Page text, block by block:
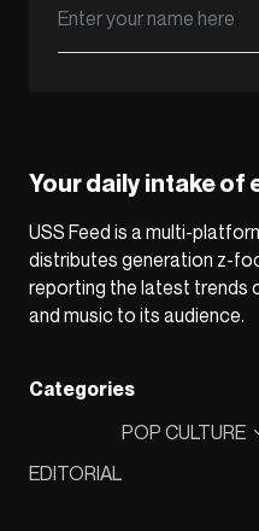
Your daily intake of
USS Feed is a multi-
distributes generation z-
reporting the latest trends
and music to its audience.
Categories
EDITORIAL
POP CULTURE